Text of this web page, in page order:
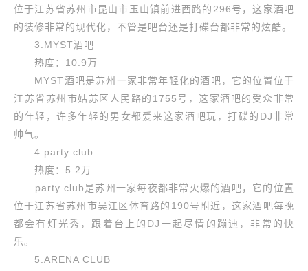
位于江苏省苏州市昆山市玉山镇前进西路的296号，这家酒吧
的装修非常的现代化，不管是吧台还是打碟台都非常的炫酷。
3.MYST酒吧
热度：10.9万
MYST酒吧是苏州一家非常年轻化的酒吧，它的位置位于
江苏省苏州市姑苏区人民路的1755号，这家酒吧的受众非常
的年轻，许多年轻的男女都爱来这家酒吧玩，打碟的DJ非常
帅气。
4.party club
热度：5.2万
party club是苏州一家每夜都非常火爆的酒吧，它的位置
位于江苏省苏州市吴江区体育路的190号附近，这家酒吧每晚
都会有灯光秀，跟着台上的DJ一起尽情的蹦迪，非常的快
乐。
5.ARENA CLUB